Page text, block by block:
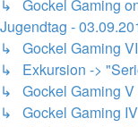
↳ Gockel Gaming
Jugendtag -
↳ Gockel Gaming
↳ Exkursion ->
↳ Gockel Gaming V
↳ Gockel Gaming